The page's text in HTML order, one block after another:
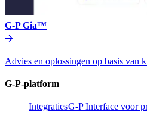
G-P Gia™​​
Advies en oplossingen op basis
G-P-platform​​
Integraties​​G-P Interface voor